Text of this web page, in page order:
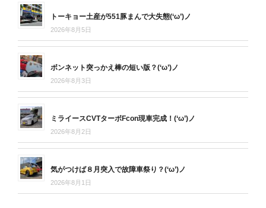
トーキョー土産が551豚まんで大失態(‘ω’)ノ
2026年8月5日
ボンネット突っかえ棒の短い版？(‘ω’)ノ
2026年8月3日
ミライースCVTターボFcon現車完成！(‘ω’)ノ
2026年8月2日
気がつけば８月突入で故障車祭り？(‘ω’)ノ
2026年8月1日